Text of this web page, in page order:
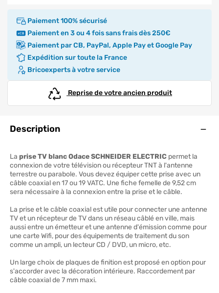
Paiement 100% sécurisé
Paiement en 3 ou 4 fois sans frais dès 250€
Paiement par CB, PayPal, Apple Pay et Google Pay
Expédition sur toute la France
Bricoexperts à votre service
Reprise de votre ancien produit
Description
La prise TV blanc Odace SCHNEIDER ELECTRIC permet la
connexion de votre télévision ou récepteur TNT à l'antenne
terrestre ou parabole. Vous devez équiper cette prise avec un
câble coaxial en 17 ou 19 VATC. Une fiche femelle de 9,52 cm
sera nécessaire à la connexion entre la prise et le câble.
La prise et le câble coaxial est utile pour connecter une antenne
TV et un récepteur de TV dans un réseau câblé en ville, mais
aussi entre un émetteur et une antenne d'émission comme pour
une carte Wifi, pour des équipements de traitement du son
comme un ampli, un lecteur CD / DVD, un micro, etc.
Un large choix de plaques de finition est proposé en option pour
s'accorder avec la décoration intérieure. Raccordement par
câble coaxial de 7 mm maxi.